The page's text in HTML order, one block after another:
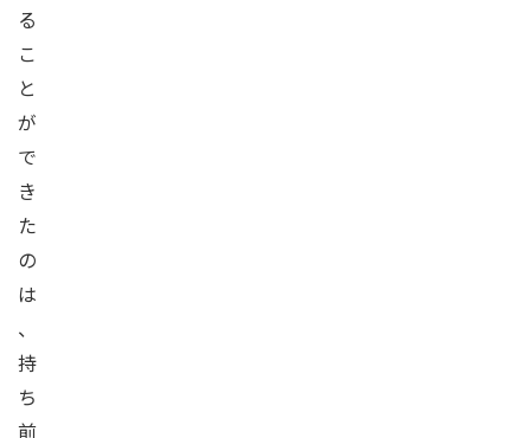
る
こ
と
が
で
き
た
の
は
、
持
ち
前